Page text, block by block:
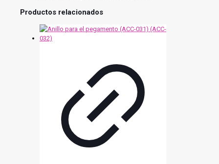
Productos relacionados